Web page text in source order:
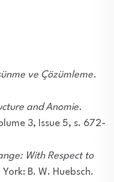
ve Çözümleme.
and Anomie.
3, Issue 5, s. 672-
With Respect to
York: B. W. Huebsch.